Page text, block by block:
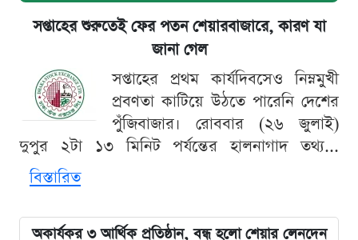
সপ্তাহের শুরুতেই ফের পতন শেয়ারবাজারে, কারণ যা
জানা গেল
সপ্তাহের প্রথম কার্যদিবসেও নিম্নমুখী
প্রবণতা কাটিয়ে উঠতে পারেনি দেশের
পুঁজিবাজার। রোববার (২৬ জুলাই)
দুপুর ২টা ১৩ মিনিট পর্যন্তের হালনাগাদ তথ্য...
বিস্তারিত
অকার্যকর ৩ আর্থিক প্রতিষ্ঠান, বন্ধ হলো শেয়ার লেনদেন